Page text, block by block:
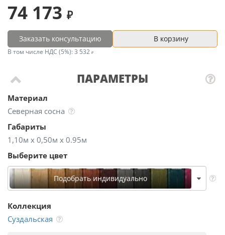
ПАРАМЕТРЫ
Материал
Северная сосна
Габариты
1,10м х 0,50м х 0.95м
Выберите цвет
Подобрать индивидуально
Коллекция
Суздальская
74 173
Заказать консультацию В корзину
В том числе НДС (5%): 3 532